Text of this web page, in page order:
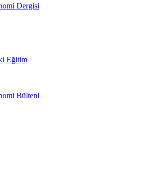
Dergisi
Eğitim
Bülteni